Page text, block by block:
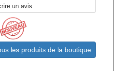
un avis
les produits de la boutique